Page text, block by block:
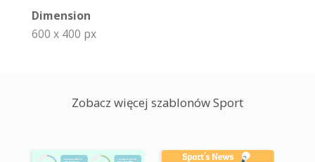
Dimension
600 x 400 px
Zobacz więcej szablonów Sport